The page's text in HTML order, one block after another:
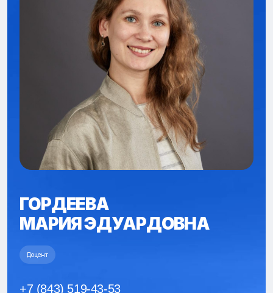
ГОРДЕЕВА
МАРИЯ ЭДУАРДОВНА
Доцент
+7 (843) 519-43-53